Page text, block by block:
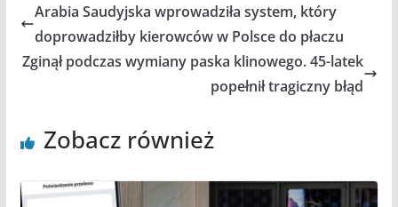
Arabia Saudyjska wprowadziła system, który
doprowadziłby kierowców w Polsce do płaczu
Zginął podczas wymiany paska klinowego. 45-latek
popełnił tragiczny błąd
Zobacz również